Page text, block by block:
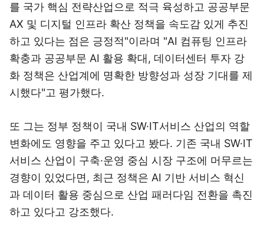
를 국가 핵심 전략산업으로 적극 육성하고 공공부문
AX 및 디지털 인프라 확산 정책을 속도감 있게 추진
하고 있다는 점은 긍정적"이라며 "AI 컴퓨팅 인프라
확충과 공공부문 AI 활용 확대, 데이터센터 투자 강
화 정책은 산업계에 명확한 방향성과 성장 기대를 제
시했다"고 평가했다.
또 그는 정부 정책이 국내 SW·IT서비스 산업의 역할
변화에도 영향을 주고 있다고 봤다. 기존 국내 SW·IT
서비스 산업이 구축·운영 중심 시장 구조에 머무르는
경향이 있었다면, 최근 정책은 AI 기반 서비스 혁신
과 데이터 활용 중심으로 산업 패러다임 전환을 촉진
하고 있다고 강조했다.